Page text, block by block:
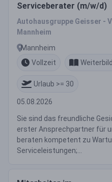
Serviceberater (m/w/d)
Autohausgruppe Geisser -
Mannheim
Mannheim
Vollzeit
Urlaub >= 30
05.08.2026
Sie sind das freundliche
erster Ansprechpartner für
beraten kompetent zu
Serviceleistungen;...